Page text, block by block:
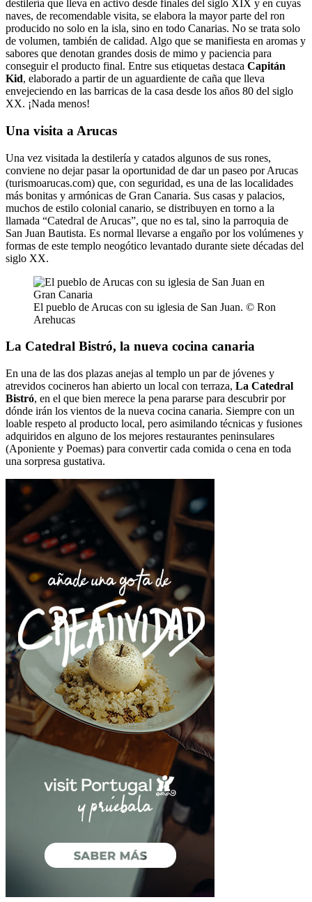
destilería que lleva en activo desde finales del siglo XIX y en cuyas
naves, de recomendable visita, se elabora la mayor parte del ron
producido no solo en la isla, sino en todo Canarias. No se trata solo
de volumen, también de calidad. Algo que se manifiesta en aromas y
sabores que denotan grandes dosis de mimo y paciencia para
conseguir el producto final. Entre sus etiquetas destaca Capitán
Kid, elaborado a partir de un aguardiente de caña que lleva
envejeciendo en las barricas de la casa desde los años 80 del siglo
XX. ¡Nada menos!
Una visita a Arucas
Una vez visitada la destilería y catados algunos de sus rones,
conviene no dejar pasar la oportunidad de dar un paseo por Arucas
(turismoarucas.com) que, con seguridad, es una de las localidades
más bonitas y armónicas de Gran Canaria. Sus casas y palacios,
muchos de estilo colonial canario, se distribuyen en torno a la
llamada “Catedral de Arucas”, que no es tal, sino la parroquia de
San Juan Bautista. Es normal llevarse a engaño por los volúmenes y
formas de este templo neogótico levantado durante siete décadas del
siglo XX.
El pueblo de Arucas con su iglesia de San Juan. © Ron
Arehucas
La Catedral Bistró, la nueva cocina canaria
En una de las dos plazas anejas al templo un par de jóvenes y
atrevidos cocineros han abierto un local con terraza, La Catedral
Bistró, en el que bien merece la pena pararse para descubrir por
dónde irán los vientos de la nueva cocina canaria. Siempre con un
loable respeto al producto local, pero asimilando técnicas y fusiones
adquiridos en alguno de los mejores restaurantes peninsulares
(Aponiente y Poemas) para convertir cada comida o cena en toda
una sorpresa gustativa.